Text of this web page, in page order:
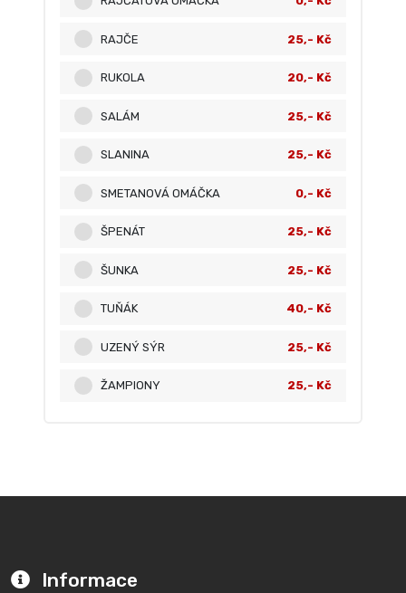
RAJČE 25,- Kč
RUKOLA 20,- Kč
SALÁM 25,- Kč
SLANINA 25,- Kč
SMETANOVÁ OMÁČKA 0,- Kč
ŠPENÁT 25,- Kč
ŠUNKA 25,- Kč
TUŇÁK 40,- Kč
UZENÝ SÝR 25,- Kč
ŽAMPIONY 25,- Kč
Informace